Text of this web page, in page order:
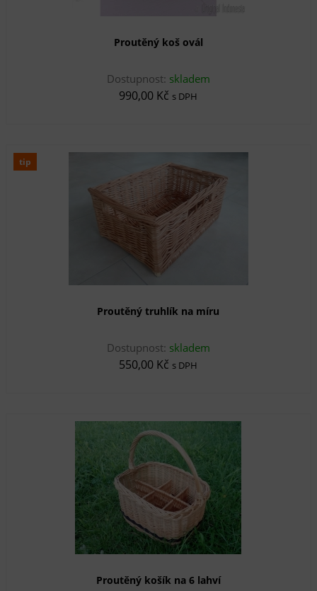
Proutěný koš ovál
Dostupnost: skladem
990,00 Kč s DPH
tip
Proutěný truhlík na míru
Dostupnost: skladem
550,00 Kč s DPH
Proutěný košík na 6 lahví